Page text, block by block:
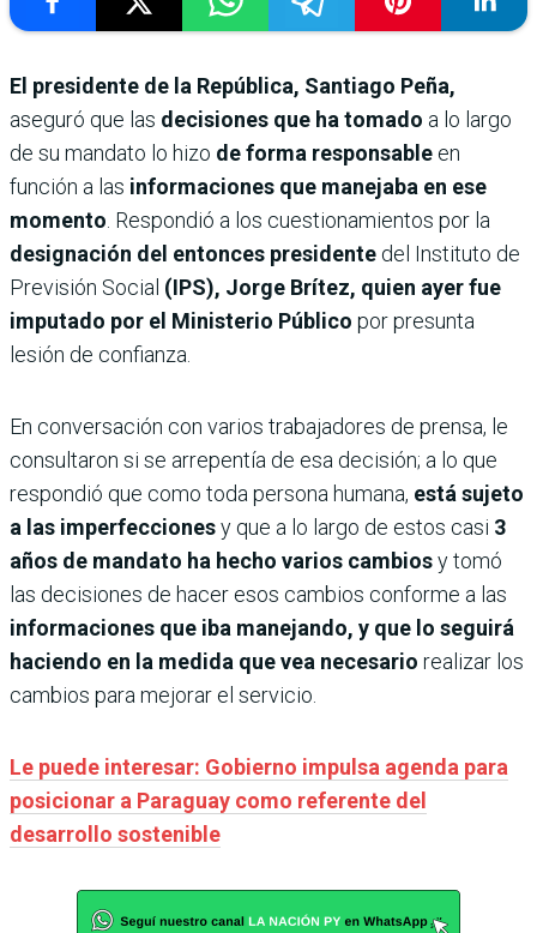
El presidente de la República, Santiago Peña,
aseguró que las decisiones que ha tomado a lo largo
de su mandato lo hizo de forma responsable en
función a las informaciones que manejaba en ese
momento . Respondió a los cuestionamientos por la
designación del entonces presidente del Instituto de
Previsión Social (IPS), Jorge Brítez, quien ayer fue
imputado por el Ministerio Público por presunta
lesión de confianza.
En conversación con varios trabajadores de prensa, le
consultaron si se arrepentía de esa decisión; a lo que
respondió que como toda persona humana, está sujeto
a las imperfeccionesy que a lo largo de estos casi 3
años de mandato ha hecho varios cambiosy tomó
las decisiones de hacer esos cambios conforme a las
informaciones que iba manejando, y que lo seguirá
haciendo en la medida que vea necesario realizar los
cambios para mejorar el servicio.
Le puede interesar: Gobierno impulsa agenda para
posicionar a Paraguay como referente del
desarrollo sostenible